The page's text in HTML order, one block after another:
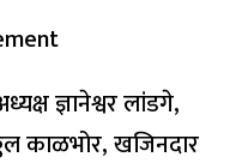
ज्ञानेश्वर लांडगे,
काळभोर, खजिनदार